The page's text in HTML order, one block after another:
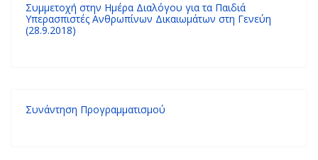
Συμμετοχή στην Ημέρα Διαλόγου για τα Παιδιά
Υπερασπιστές Ανθρωπίνων Δικαιωμάτων στη Γενεύη
(28.9.2018)
Συνάντηση Προγραμματισμού